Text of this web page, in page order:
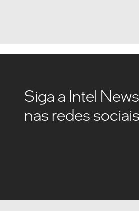
Siga a Intel
nas redes